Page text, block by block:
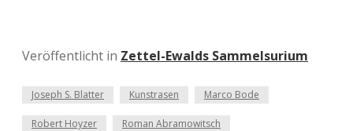
Veröffentlicht in Zettel-Ewalds Sammelsurium
Joseph S. Blatter Kunstrasen Marco Bode
Robert Hoyzer Roman Abramowitsch